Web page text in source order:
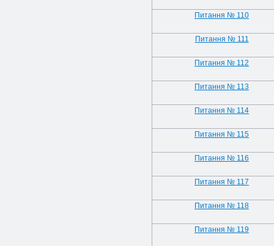
Питання № 110
Питання № 111
Питання № 112
Питання № 113
Питання № 114
Питання № 115
Питання № 116
Питання № 117
Питання № 118
Питання № 119